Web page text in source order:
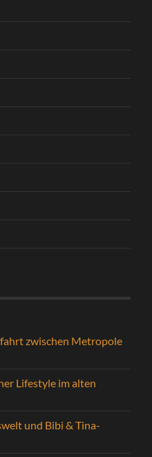
zwischen Metropole
Lifestyle im alten
und Bibi & Tina-